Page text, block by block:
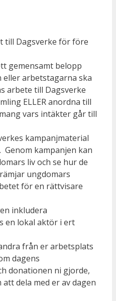
till Dagsverke för före
gemensamt belopp
eller arbetstagarna ska
arbete till Dagsverke
ELLER anordna till
vars intäkter går till
kampanjmaterial
Genom kampanjen kan
liv och se hur de
ungdomars
för en rättvisare
inkludera
en lokal aktör i ert
från er arbetsplats
dagens
donationen ni gjorde,
dela med er av dagen